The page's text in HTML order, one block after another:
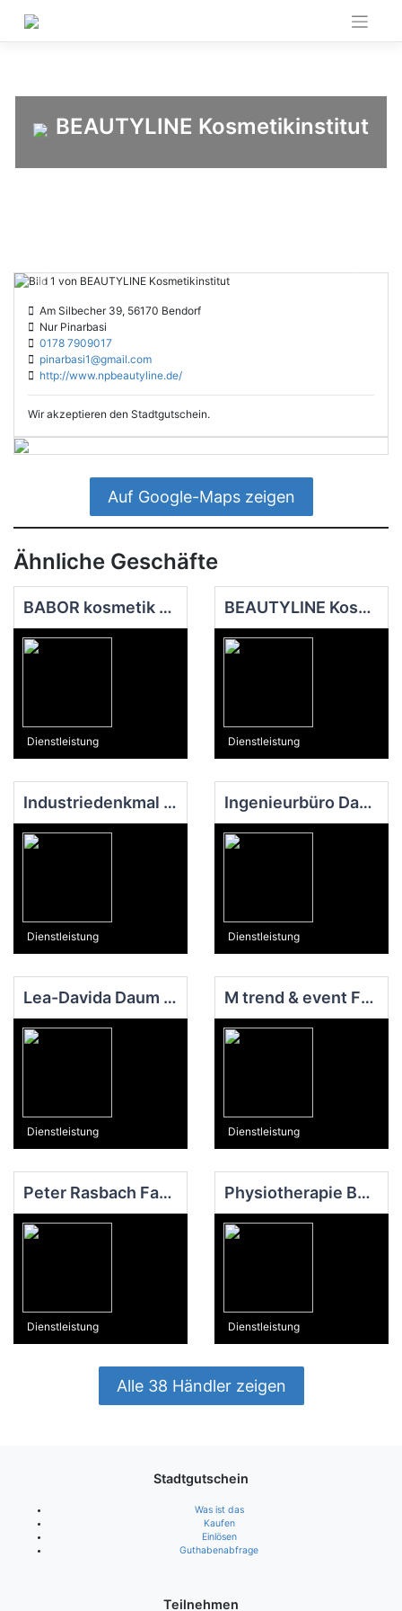
content
BEAUTYLINE Kosmetikinstitut
Previous
Am Silbecher 39, 56170 Bendorf
Nur Pinarbasi
0178 7909017
pinarbasi1@gmail.com
http://www.npbeautyline.de/
Wir akzeptieren den Stadtgutschein.
Auf Google-Maps zeigen
Ähnliche Geschäfte
BABOR kosmetik & medical beauty carmen schmalz-leyendecker
Dienstleistung
BEAUTYLINE Kosmetikinstitut
Dienstleistung
Industriedenkmal Sayner Hütte
Dienstleistung
Ingenieurbüro David
Dienstleistung
Lea-Davida Daum - Hair Studio
Dienstleistung
M trend & event Friseur Miriam Steinebächer
Dienstleistung
Peter Rasbach Fahrschule
Dienstleistung
Physiotherapie Buchwaldt
Dienstleistung
Alle 38 Händler zeigen
Stadtgutschein
Was ist das
Kaufen
Einlösen
Guthabenabfrage
Teilnehmen